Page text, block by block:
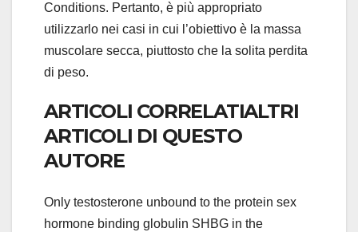
Conditions. Pertanto, è più appropriato
utilizzarlo nei casi in cui l’obiettivo è la massa
muscolare secca, piuttosto che la solita perdita
di peso.
ARTICOLI CORRELATIALTRI
ARTICOLI DI QUESTO
AUTORE
Only testosterone unbound to the protein sex
hormone binding globulin SHBG in the